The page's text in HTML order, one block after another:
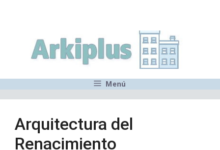
contenido
Menú
Arquitectura del
Renacimiento